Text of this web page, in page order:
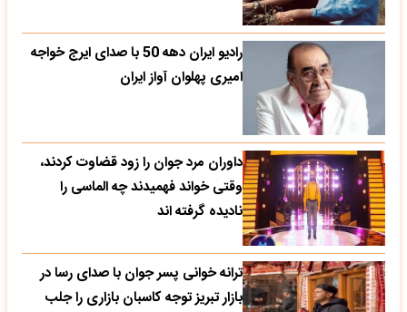
رادیو ایران دهه 50 با صدای ایرج خواجه
امیری پهلوان آواز ایران
داوران مرد جوان را زود قضاوت کردند،
وقتی خواند فهمیدند چه الماسی را
نادیده گرفته اند
ترانه خوانی پسر جوان با صدای رسا در
بازار تبریز توجه کاسبان بازاری را جلب